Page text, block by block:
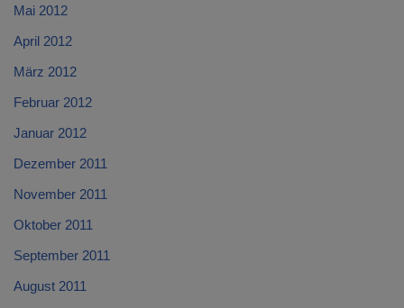
Mai 2012
April 2012
März 2012
Februar 2012
Januar 2012
Dezember 2011
November 2011
Oktober 2011
September 2011
August 2011